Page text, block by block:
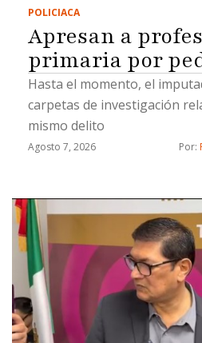
POLICIACA
Apresan a
primaria por
Hasta el momento, el
carpetas de investigación
mismo delito
Agosto 7, 2026 Por: